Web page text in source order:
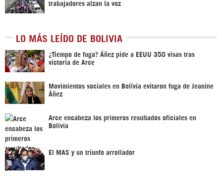
trabajadores alzan la voz
LO MÁS LEÍDO DE BOLIVIA
¿Tiempo de fuga? Áñez pide a EEUU 350 visas tras
victoria de Arce
Movimientos sociales en Bolivia evitaron fuga de Jeanine
Áñez
Arce encabeza los primeros resultados oficiales en
Bolivia
El MAS y un triunfo arrollador